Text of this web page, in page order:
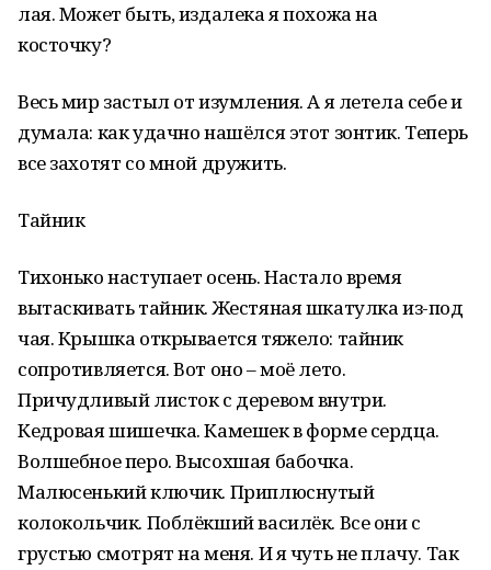
лая. Может быть, издалека я похожа на
косточку?
Весь мир застыл от изумления. А я летела себе и
думала: как удачно нашёлся этот зонтик. Теперь
все захотят со мной дружить.
Тайник
Тихонько наступает осень. Настало время
вытаскивать тайник. Жестяная шкатулка из-под
чая. Крышка открывается тяжело: тайник
сопротивляется. Вот оно – моё лето.
Причудливый листок с деревом внутри.
Кедровая шишечка. Камешек в форме сердца.
Волшебное перо. Высохшая бабочка.
Малюсенький ключик. Приплюснутый
колокольчик. Поблёкший василёк. Все они с
грустью смотрят на меня. И я чуть не плачу. Так